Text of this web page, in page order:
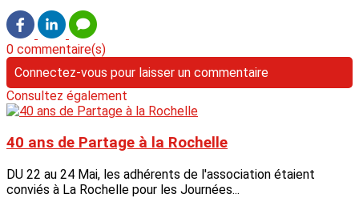
0 commentaire(s)
Connectez-vous pour laisser un commentaire
Consultez également
40 ans de Partage à la Rochelle
DU 22 au 24 Mai, les adhérents de l'association étaient
conviés à La Rochelle pour les Journées...